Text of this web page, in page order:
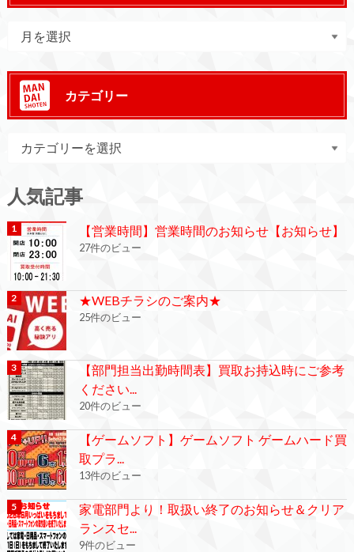
カテゴリー
人気記事
【営業時間】営業時間のお知らせ【お知らせ】
27件のビュー
★WEBチラシのご案内★
25件のビュー
【部門担当出勤時間表】買取お持込時にご参考
ください...
20件のビュー
【ゲームソフト】ゲームソフト ゲームハード買
取プラ...
13件のビュー
家電部門より！取扱い終了のお知らせ＆クリア
ランスセ...
9件のビュー